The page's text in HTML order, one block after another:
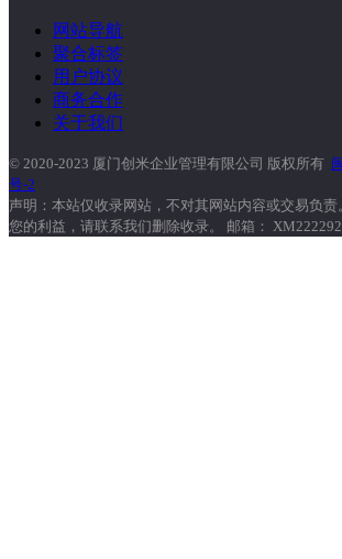
网站导航
聚合标签
用户协议
商务合作
关于我们
© 2020-2023 厦门创米企业管理有限公司 版权所有
号-2
声明：本站仅收录网站，不对其网站内容或交易负责
您的利益，请联系我们删除收录。 邮箱：